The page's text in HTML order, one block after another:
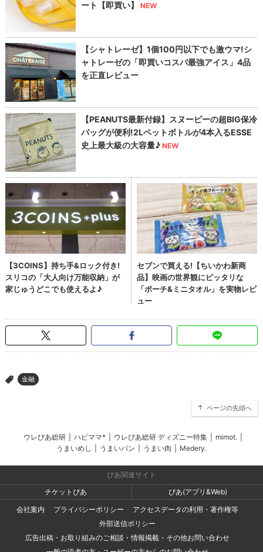
> 金融
ページの先頭へ
ウレぴあ総研 ハピママ* ウレぴあ総研 ディズニー特集 mimot.
うまいめし
うまいパン うまい肉 Medery.
ぴあ関連サイト
チケットぴあ
ぴあ(アプリ&Web)
会社案内
プライバシーポリシー
アクセスデータの利用・著作権等
外部送信ポリシー
広告出稿・お取り組みのご相談・情報掲載・その他お問い合わせ